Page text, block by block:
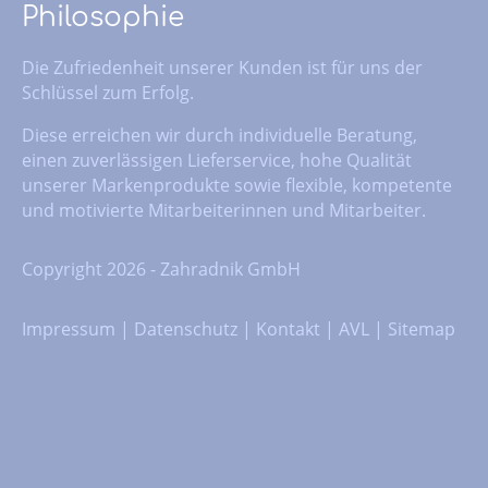
Philosophie
Die Zufriedenheit unserer Kunden ist für uns der
Schlüssel zum Erfolg.
Diese erreichen wir durch individuelle Beratung,
einen zuverlässigen Lieferservice, hohe Qualität
unserer Markenprodukte sowie flexible, kompetente
und motivierte Mitarbeiterinnen und Mitarbeiter.
Copyright 2026 - Zahradnik GmbH
Impressum | Datenschutz | Kontakt | AVL | Sitemap